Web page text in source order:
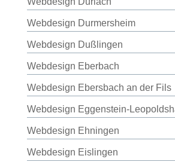
Webdesign Durmersheim
Webdesign Dußlingen
Webdesign Eberbach
Webdesign Ebersbach an der Fils
Webdesign Eggenstein-
Webdesign Ehningen
Webdesign Eislingen